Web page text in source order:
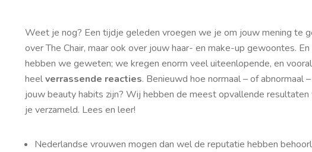
Weet je nog? Een tijdje geleden vroegen we je om jouw mening te
over The Chair, maar ook over jouw haar- en make-up gewoontes.
hebben we geweten; we kregen enorm veel uiteenlopende, en
heelverrassende reacties. Benieuwd hoe normaal – of abnormaal –
jouw beauty habits zijn? Wij hebben de meest opvallende resultaten
je verzameld. Lees en leer!
Nederlandse vrouwen mogen dan wel de reputatie hebben